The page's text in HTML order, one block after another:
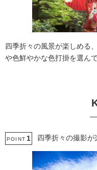
庭園での撮影
ガーデンでの撮影 チャペル
衣装追加無料
マタニティフォト
結婚式当
四季折々の風景が楽しめる
や色鮮やかな色打掛を選ん
POINT 1 四季折々の撮影